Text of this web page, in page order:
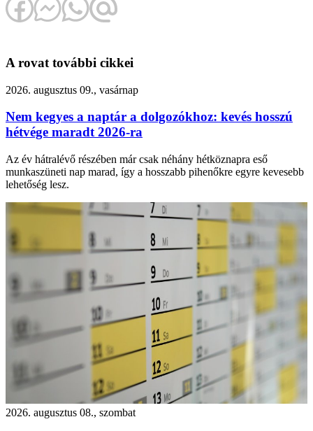
A rovat további cikkei
2026. augusztus 09., vasárnap
Nem kegyes a naptár a dolgozókhoz: kevés hosszú
hétvége maradt 2026-ra
Az év hátralévő részében már csak néhány hétköznapra eső
munkaszüneti nap marad, így a hosszabb pihenőkre egyre kevesebb
lehetőség lesz.
2026. augusztus 08., szombat